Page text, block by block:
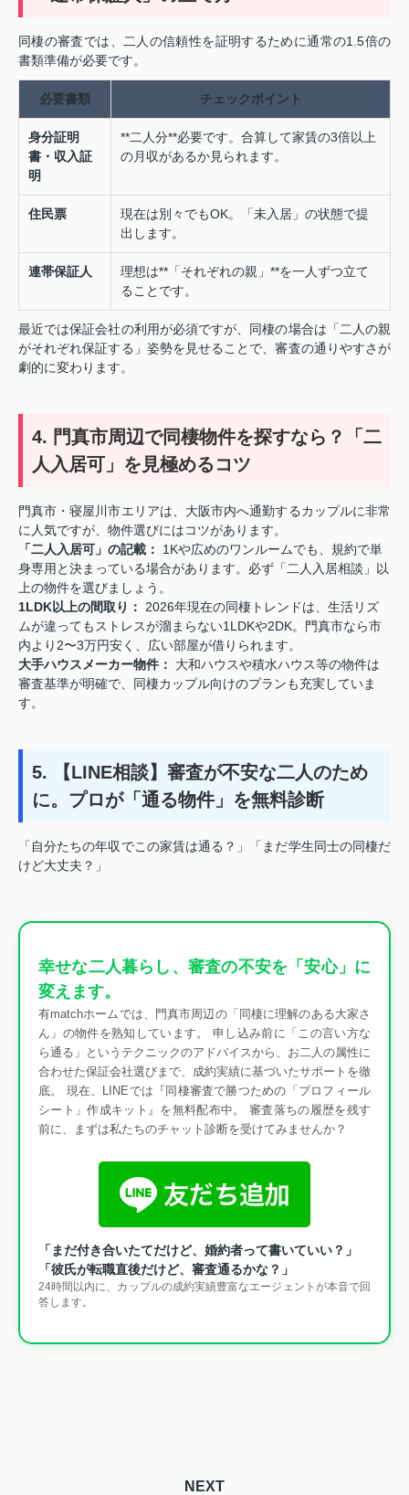
同棲の審査では、二人の信頼性を証明するために通常の1.5倍の
書類準備が必要です。
必要書類 チェックポイント
身分証明
書・収入証
明
**二人分**必要です。合算して家賃の3倍以上
の月収があるか見られます。
住民票
現在は別々でもOK。「未入居」の状態で提
出します。
連帯保証人
理想は**「それぞれの親」**を一人ずつ立て
ることです。
最近では保証会社の利用が必須ですが、同棲の場合は「二人の親
がそれぞれ保証する」姿勢を見せることで、審査の通りやすさが
劇的に変わります。
4. 門真市周辺で同棲物件を探すなら？「二
人入居可」を見極めるコツ
門真市・寝屋川市エリアは、大阪市内へ通勤するカップルに非常
に人気ですが、物件選びにはコツがあります。
「二人入居可」の記載：
1Kや広めのワンルームでも、規約で単
身専用と決まっている場合があります。必ず「二人入居相談」以
上の物件を選びましょう。
1LDK以上の間取り：
2026年現在の同棲トレンドは、生活リズ
ムが違ってもストレスが溜まらない1LDKや2DK。門真市なら市
内より2〜3万円安く、広い部屋が借りられます。
大手ハウスメーカー物件：
大和ハウスや積水ハウス等の物件は
審査基準が明確で、同棲カップル向けのプランも充実していま
す。
5. 【LINE相談】審査が不安な二人のため
に。プロが「通る物件」を無料診断
「自分たちの年収でこの家賃は通る？」「まだ学生同士の同棲だ
けど大丈夫？」
幸せな二人暮らし、審査の不安を「安心」に
変えます。
有matchホームでは、門真市周辺の「同棲に理解のある大家さ
ん」の物件を熟知しています。 申し込み前に「この言い方な
ら通る」というテクニックのアドバイスから、お二人の属性に
合わせた保証会社選びまで、成約実績に基づいたサポートを徹
底。 現在、LINEでは『同棲審査で勝つための「プロフィール
シート」作成キット』を無料配布中。 審査落ちの履歴を残す
前に、まずは私たちのチャット診断を受けてみませんか？
「まだ付き合いたてだけど、婚約者って書いていい？」
「彼氏が転職直後だけど、審査通るかな？」
24時間以内に、カップルの成約実績豊富なエージェントが本音で回
答します。
NEXT